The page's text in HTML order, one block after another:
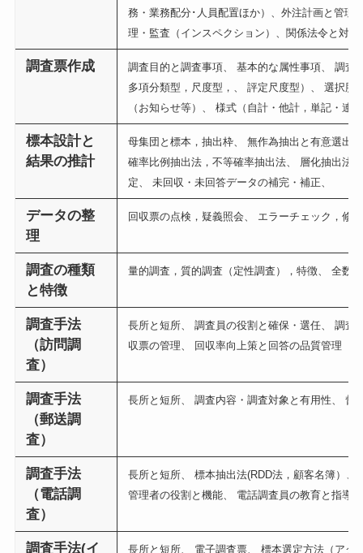
務・業務配分･人員配置ほか）、外注計画と管理
理・監査（インスペクション）、関係法令と対
調査票作成
調査目的と調査事項、 基本的な属性事項、 調査
多項分類型，尺度型，、 評定尺度型）、 選択
（お知らせ等）、 様式（自計・他計，単記・
標本設計と
結果の推計
母集団と標本，抽出枠、 無作為抽出と有意選出
確率比例抽出法，不等確率抽出法、 層化抽出法
定、 未回収・未回答データの補完・補正、
データの整
理
回収票の点検，疑義照会、 エラーチェック，修
調査の種類
と特徴
量的調査，質的調査（定性調査），特徴、 全数
調査手法
（訪問調
査）
長所と短所、 調査員の役割と確保・選任、 調査
収票の管理、 回収率向上策と回答の品質管理
調査手法
（郵送調
査）
長所と短所、 調査内容・調査対象と有用性、 督
調査手法
（電話調
査）
長所と短所、 標本抽出法(RDD法，顧客名簿）
管理者の役割と機能、 電話調査員の教育と指導
調査手法(イ 長所と短所、 電子調査票、 標本選定方法（アク